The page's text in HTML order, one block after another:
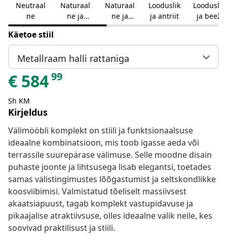
Neutraal
ne
Naturaal
ne ja
kreemjas
Naturaal
ne ja
helehall
Looduslik
ja antriit
Looduslik
ja beež
Käetoe stiil
Metallraam halli rattaniga
€ 58499
Sh KM
Kirjeldus
Välimööbli komplekt on stiili ja funktsionaalsuse
ideaalne kombinatsioon, mis toob igasse aeda või
terrassile suurepärase välimuse. Selle moodne disain
puhaste joonte ja lihtsusega lisab elegantsi, toetades
samas välistingimustes lõõgastumist ja seltskondlikke
koosviibimisi. Valmistatud tõeliselt massiivsest
akaatsiapuust, tagab komplekt vastupidavuse ja
pikaajalise atraktiivsuse, olles ideaalne valik neile, kes
soovivad praktilisust ja stiili.